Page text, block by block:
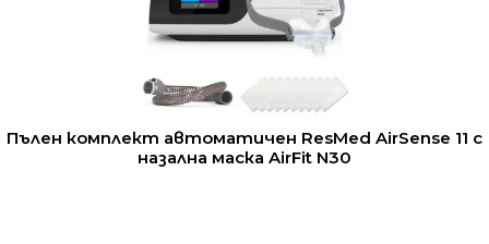
Пълен комплект автоматичен ResMed AirSense 11 с
назална маска AirFit N30